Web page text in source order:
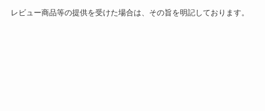
レビュー商品等の提供を受けた場合は、その旨を明記しております。